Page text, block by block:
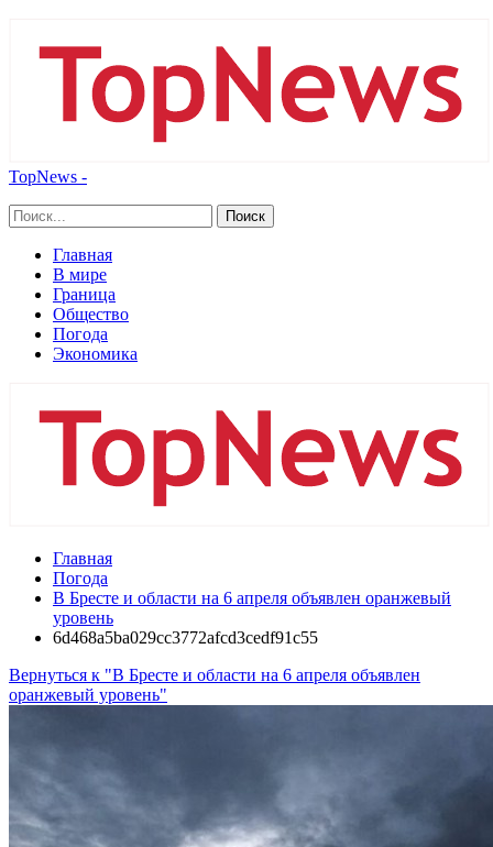
TopNews -
Главная
В мире
Граница
Общество
Погода
Экономика
Главная
Погода
В Бресте и области на 6 апреля объявлен оранжевый
уровень
6d468a5ba029cc3772afcd3cedf91c55
Вернуться к "В Бресте и области на 6 апреля объявлен
оранжевый уровень"